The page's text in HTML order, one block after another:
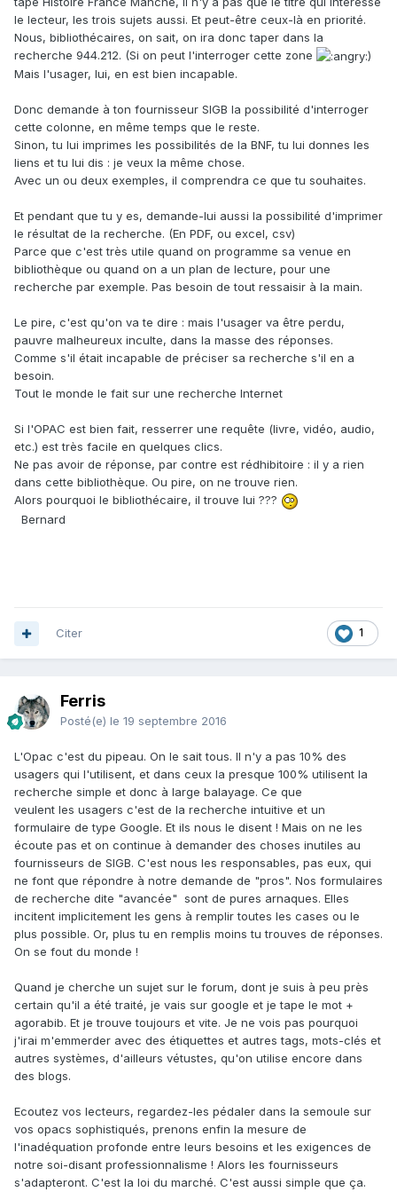
le lecteur, les trois sujets aussi. Et peut-être ceux-là en priorité.
Nous, bibliothécaires, on sait, on ira donc taper dans la
recherche 944.212. (Si on peut l'interroger cette zone
)
Mais l'usager, lui, en est bien incapable.
Donc demande à ton fournisseur SIGB la possibilité d'interroger
cette colonne, en même temps que le reste.
Sinon, tu lui imprimes les possibilités de la BNF, tu lui donnes les
liens et tu lui dis : je veux la même chose.
Avec un ou deux exemples, il comprendra ce que tu souhaites.
Et pendant que tu y es, demande-lui aussi la possibilité d'imprimer
le résultat de la recherche. (En PDF, ou excel, csv)
Parce que c'est très utile quand on programme sa venue en
bibliothèque ou quand on a un plan de lecture, pour une
recherche par exemple. Pas besoin de tout ressaisir à la main.
Le pire, c'est qu'on va te dire : mais l'usager va être perdu,
pauvre malheureux inculte, dans la masse des réponses.
Comme s'il était incapable de préciser sa recherche s'il en a
besoin.
Tout le monde le fait sur une recherche Internet
Si l'OPAC est bien fait, resserrer une requête (livre, vidéo, audio,
etc.) est très facile en quelques clics.
Ne pas avoir de réponse, par contre est rédhibitoire : il y a rien
dans cette bibliothèque. Ou pire, on ne trouve rien.
Alors pourquoi le bibliothécaire, il trouve lui ???
Bernard
1
Citer
Ferris
Posté(e) le 19 septembre 2016
L'Opac c'est du pipeau. On le sait tous. Il n'y a pas 10% des
usagers qui l'utilisent, et dans ceux la presque 100% utilisent la
recherche simple et donc à large balayage. Ce que
veulent les usagers c'est de la recherche intuitive et un
formulaire de type Google. Et ils nous le disent ! Mais on ne les
écoute pas et on continue à demander des choses inutiles au
fournisseurs de SIGB. C'est nous les responsables, pas eux, qui
ne font que répondre à notre demande de "pros". Nos formulaires
de recherche dite "avancée" sont de pures arnaques. Elles
incitent implicitement les gens à remplir toutes les cases ou le
plus possible. Or, plus tu en remplis moins tu trouves de réponses.
On se fout du monde !
Quand je cherche un sujet sur le forum, dont je suis à peu près
certain qu'il a été traité, je vais sur google et je tape le mot +
agorabib. Et je trouve toujours et vite. Je ne vois pas pourquoi
j'irai m'emmerder avec des étiquettes et autres tags, mots-clés et
autres systèmes, d'ailleurs vétustes, qu'on utilise encore dans
des blogs.
Ecoutez vos lecteurs, regardez-les pédaler dans la semoule sur
vos opacs sophistiqués, prenons enfin la mesure de
l'inadéquation profonde entre leurs besoins et les exigences de
notre soi-disant professionnalisme ! Alors les fournisseurs
s'adapteront. C'est la loi du marché. C'est aussi simple que ça.